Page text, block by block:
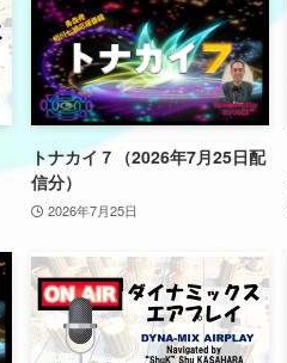
トナカイ７（2026年7月25日配
信分）
2026年7月25日